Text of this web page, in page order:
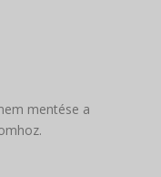
mentése a